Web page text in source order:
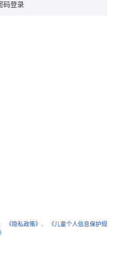
码登录
《隐私政策》 、
《儿童个人信息保护规